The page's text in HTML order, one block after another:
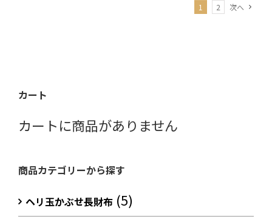
1 2 次へ
カート
カートに商品がありません
商品カテゴリーから探す
ヘリ玉かぶせ長財布 (5)